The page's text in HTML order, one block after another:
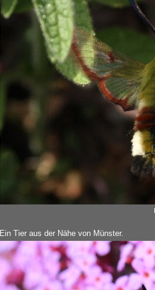
Ein Tier aus der Nähe von Münster.